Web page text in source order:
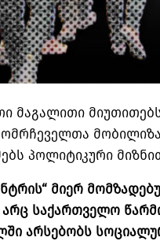
მაგალითი
პოლიტიკური
მიერ
არც საქართველო
არსებობს